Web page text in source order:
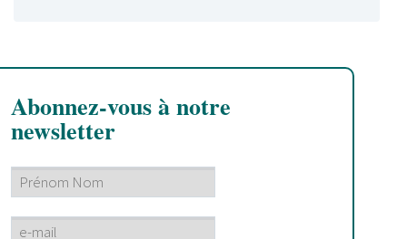
Abonnez-vous à notre
newsletter